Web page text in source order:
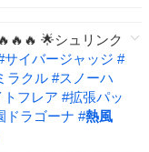
🌟シュリンク
サイバージャッジ #
ラクル #スノーハ
トフレア #拡張パッ
ドラゴーナ #熱風